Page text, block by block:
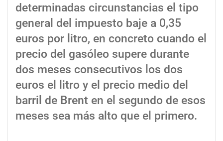
determinadas circunstancias el tipo
general del impuesto baje a 0,35
euros por litro, en concreto cuando el
precio del gasóleo supere durante
dos meses consecutivos los dos
euros el litro y el precio medio del
barril de Brent en el segundo de esos
meses sea más alto que el primero.